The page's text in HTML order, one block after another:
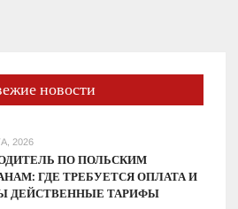
новости
2026
ПО ПОЛЬСКИМ
ГДЕ ТРЕБУЕТСЯ ОПЛАТА И
ДЕЙСТВЕННЫЕ ТАРИФЫ